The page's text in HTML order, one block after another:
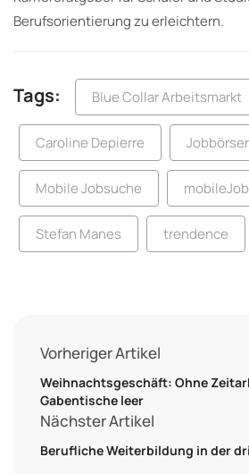
Berufsorientierung zu erleichtern.
Tags: Blue Collar Arbeitsmarkt
Caroline Depierre
Mobile Jobsuche mobileJob
Stefan Manes trendence
Vorheriger Artikel
Weihnachtsgeschäft: Ohne
Gabentische leer
Nächster Artikel
Berufliche Weiterbildung in der